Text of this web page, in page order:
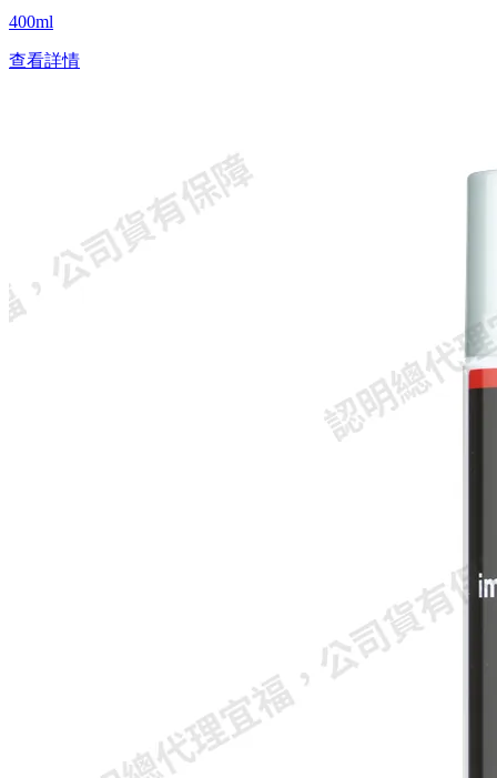
400ml
查看詳情